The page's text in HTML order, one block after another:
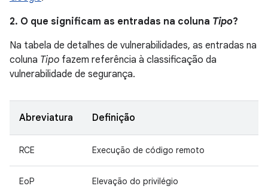
2. O que significam as entradas na coluna Tipo?
Na tabela de detalhes de vulnerabilidades, as entradas na
coluna Tipo fazem referência à classificação da
vulnerabilidade de segurança.
Abreviatura Definição
RCE Execução de código remoto
EoP Elevação do privilégio